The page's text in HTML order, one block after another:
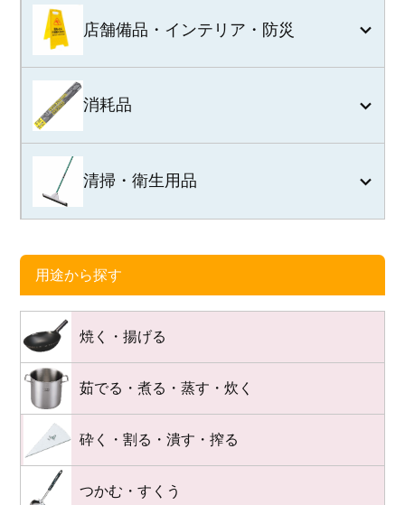
店舗備品・インテリア・防災
消耗品
清掃・衛生用品
用途から探す
焼く・揚げる
茹でる・煮る・蒸す・炊く
砕く・割る・潰す・搾る
つかむ・すくう